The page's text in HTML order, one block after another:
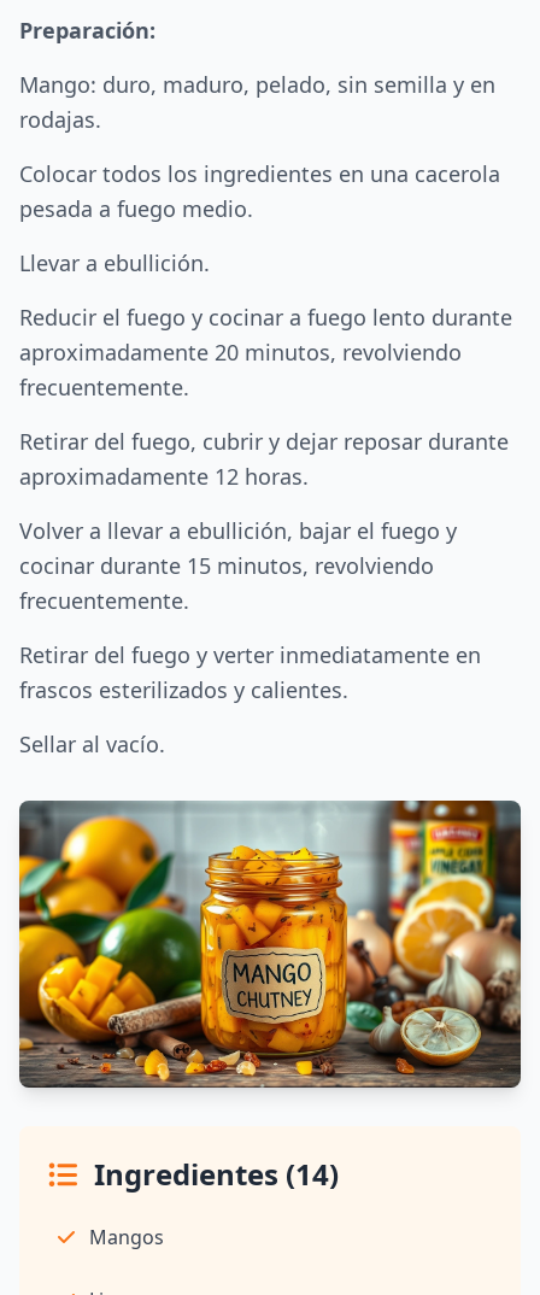
Preparación:
Mango: duro, maduro, pelado, sin semilla y en
rodajas.
Colocar todos los ingredientes en una cacerola
pesada a fuego medio.
Llevar a ebullición.
Reducir el fuego y cocinar a fuego lento durante
aproximadamente 20 minutos, revolviendo
frecuentemente.
Retirar del fuego, cubrir y dejar reposar durante
aproximadamente 12 horas.
Volver a llevar a ebullición, bajar el fuego y
cocinar durante 15 minutos, revolviendo
frecuentemente.
Retirar del fuego y verter inmediatamente en
frascos esterilizados y calientes.
Sellar al vacío.
Ingredientes (14)
Mangos